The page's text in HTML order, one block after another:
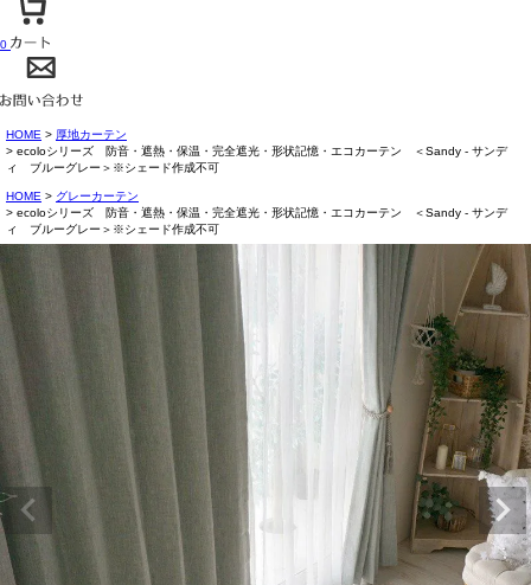
0
HOME
厚地カーテン
ecoloシリーズ 防音・遮熱・保温・完全遮光・形状記憶・エコカーテン ＜Sandy - サンデ
ィ ブルーグレー＞※シェード作成不可
HOME
グレーカーテン
ecoloシリーズ 防音・遮熱・保温・完全遮光・形状記憶・エコカーテン ＜Sandy - サンデ
ィ ブルーグレー＞※シェード作成不可